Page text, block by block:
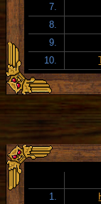
7.
8.
9.
10.
1.